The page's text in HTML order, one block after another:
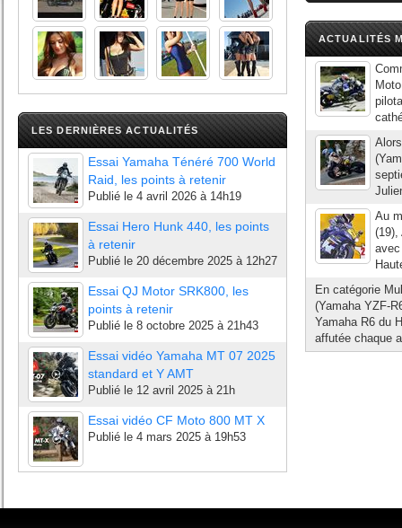
LES DERNIÈRES ACTUALITÉS
Essai Yamaha Ténéré 700 World
Raid, les points à retenir
Publié le 4 avril 2026 à 14h19
Essai Hero Hunk 440, les points
à retenir
Publié le 20 décembre 2025 à 12h27
Essai QJ Motor SRK800, les
points à retenir
Publié le 8 octobre 2025 à 21h43
Essai vidéo Yamaha MT 07 2025
standard et Y AMT
Publié le 12 avril 2025 à 21h
Essai vidéo CF Moto 800 MT X
Publié le 4 mars 2025 à 19h53
ACTUALITÉS
Au
(19),
En catégorie
(Yamaha YZF-
Yamaha R6 du
affutée chaque